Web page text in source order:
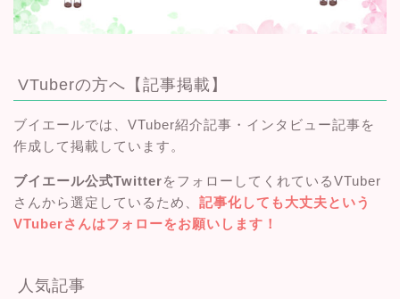
VTuberの方へ【記事掲載】
ブイエールでは、VTuber紹介記事・インタビュー記事を
作成して掲載しています。
ブイエール公式TwitterをフォローしてくれているVTuber
さんから選定しているため、 記事化しても大丈夫という
VTuberさんはフォローをお願いします！
人気記事